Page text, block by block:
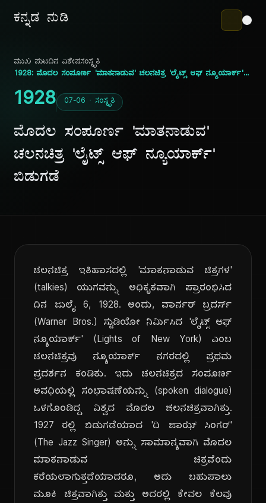
ಕನ್ನಡ ನುಡಿ
ಮುಖ ಪುಟದಿನ ವಿಶೇಷಸಂಸ್ಕೃತಿ
1928: ಮೊದಲ ಸಂಪೂರ್ಣ 'ಮಾತನಾಡುವ' ಚಲನಚಿತ್ರ 'ಲೈಟ್ಸ್ ಆಫ್ ನ್ಯೂಯಾರ್ಕ್' ಬಿಡುಗಡೆ
1928 07-06 · ಸಂಸ್ಕೃತಿ
ಮೊದಲ ಸಂಪೂರ್ಣ 'ಮಾತನಾಡುವ'
ಚಲನಚಿತ್ರ 'ಲೈಟ್ಸ್ ಆಫ್ ನ್ಯೂಯಾರ್ಕ್'
ಬಿಡುಗಡೆ
ಚಲನಚಿತ್ರ ಇತಿಹಾಸದಲ್ಲಿ 'ಮಾತನಾಡುವ ಚಿತ್ರಗಳ'
(talkies) ಯುಗವನ್ನು ಅಧಿಕೃತವಾಗಿ ಪ್ರಾರಂಭಿಸಿದ
ದಿನ ಜುಲೈ 6, 1928. ಅಂದು, ವಾರ್ನರ್ ಬ್ರದರ್ಸ್
(Warner Bros.) ಸ್ಟುಡಿಯೋ ನಿರ್ಮಿಸಿದ 'ಲೈಟ್ಸ್ ಆಫ್
ನ್ಯೂಯಾರ್ಕ್' (Lights of New York) ಎಂಬ
ಚಲನಚಿತ್ರವು ನ್ಯೂಯಾರ್ಕ್ ನಗರದಲ್ಲಿ ಪ್ರಥಮ
ಪ್ರದರ್ಶನ ಕಂಡಿತು. ಇದು ಚಲನಚಿತ್ರದ ಸಂಪೂರ್ಣ
ಅವಧಿಯಲ್ಲಿ ಸಂಭಾಷಣೆಯನ್ನು (spoken dialogue)
ಒಳಗೊಂಡಿದ್ದ ವಿಶ್ವದ ಮೊದಲ ಚಲನಚಿತ್ರವಾಗಿತ್ತು.
1927 ರಲ್ಲಿ ಬಿಡುಗಡೆಯಾದ 'ದಿ ಜಾಝ್ ಸಿಂಗರ್'
(The Jazz Singer) ಅನ್ನು ಸಾಮಾನ್ಯವಾಗಿ ಮೊದಲ
ಮಾತನಾಡುವ ಚಿತ್ರವೆಂದು
ಕರೆಯಲಾಗುತ್ತದೆಯಾದರೂ, ಅದು ಬಹುಪಾಲು
ಮೂಕಿ ಚಿತ್ರವಾಗಿತ್ತು ಮತ್ತು ಅದರಲ್ಲಿ ಕೇವಲ ಕೆಲವು